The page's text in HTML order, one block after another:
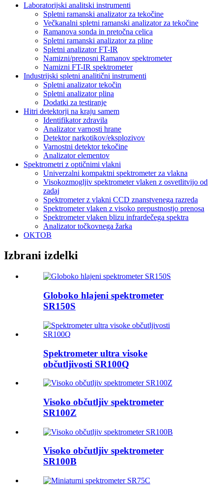
Laboratorijski analitski instrumenti
Spletni ramanski analizator za tekočine
Večkanalni spletni ramanski analizator za tekočine
Ramanova sonda in pretočna celica
Spletni ramanski analizator za pline
Spletni analizator FT-IR
Namizni/prenosni Ramanov spektrometer
Namizni FT-IR spektrometer
Industrijski spletni analitični instrumenti
Spletni analizator tekočin
Spletni analizator plina
Dodatki za testiranje
Hitri detektorji na kraju samem
Identifikator zdravila
Analizator varnosti hrane
Detektor narkotikov/eksplozivov
Varnostni detektor tekočine
Analizator elementov
Spektrometri z optičnimi vlakni
Univerzalni kompaktni spektrometer za vlakna
Visokozmogljiv spektrometer vlaken z osvetlitvijo od
zadaj
Spektrometer z vlakni CCD znanstvenega razreda
Spektrometer vlaken z visoko prepustnostjo prenosa
Spektrometer vlaken blizu infrardečega spektra
Analizator točkovnega žarka
OKTOB
Izbrani izdelki
Globoko hlajeni spektrometer
SR150S
Spektrometer ultra visoke
občutljivosti SR100Q
Visoko občutljiv spektrometer
SR100Z
Visoko občutljiv spektrometer
SR100B